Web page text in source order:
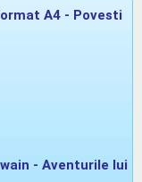
A4 - Povesti
- Aventurile lui